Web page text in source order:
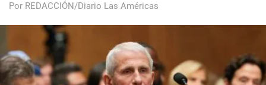
Por REDACCIÓN/Diario Las Américas